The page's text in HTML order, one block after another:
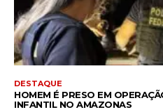
DESTAQUE
HOMEM É PRESO EM
INFANTIL NO AMAZONAS